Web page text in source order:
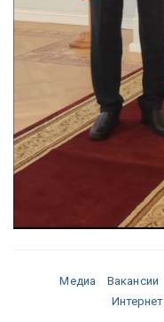
Медиа Вакансии